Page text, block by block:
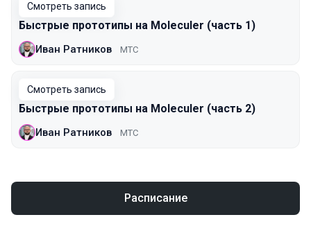
Смотреть запись
Быстрые прототипы на Moleculer (часть 1)
Иван Ратников МТС
Смотреть запись
Быстрые прототипы на Moleculer (часть 2)
Иван Ратников МТС
Расписание